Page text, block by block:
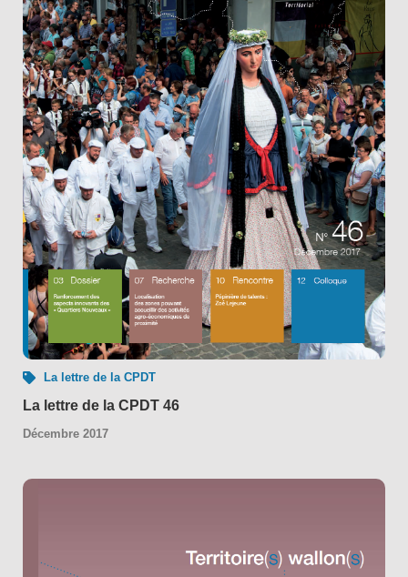
La lettre de la CPDT
La lettre de la CPDT 46
Décembre 2017